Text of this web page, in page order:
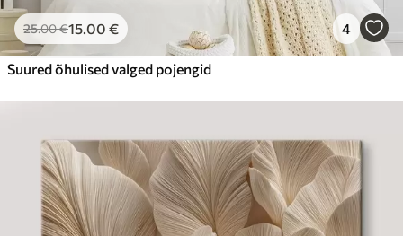
25.00€15.00 € 4
Suured õhulised valged pojengid